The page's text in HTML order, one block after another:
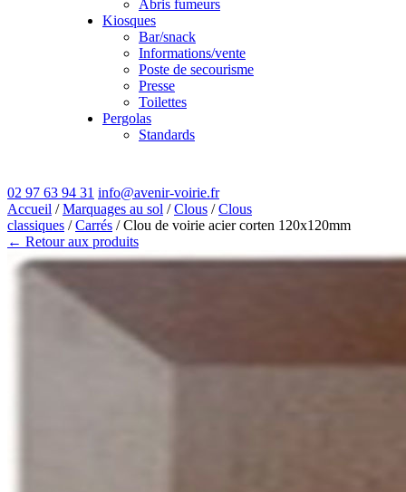
Abris fumeurs
Kiosques
Bar/snack
Informations/vente
Poste de secourisme
Presse
Toilettes
Pergolas
Standards
02 97 63 94 31 info@avenir-voirie.fr
Accueil /Marquages au sol /Clous /Clous
classiques /Carrés / Clou de voirie acier corten 120x120mm
← Retour aux produits